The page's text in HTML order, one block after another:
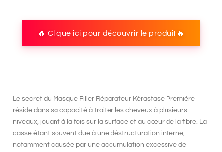
🔥 Clique ici pour découvrir le produit🔥
Le secret du Masque Filler Réparateur Kérastase Première
réside dans sa capacité à traiter les cheveux à plusieurs
niveaux, jouant à la fois sur la surface et au cœur de la fibre. La
casse étant souvent due à une déstructuration interne,
notamment causée par une accumulation excessive de